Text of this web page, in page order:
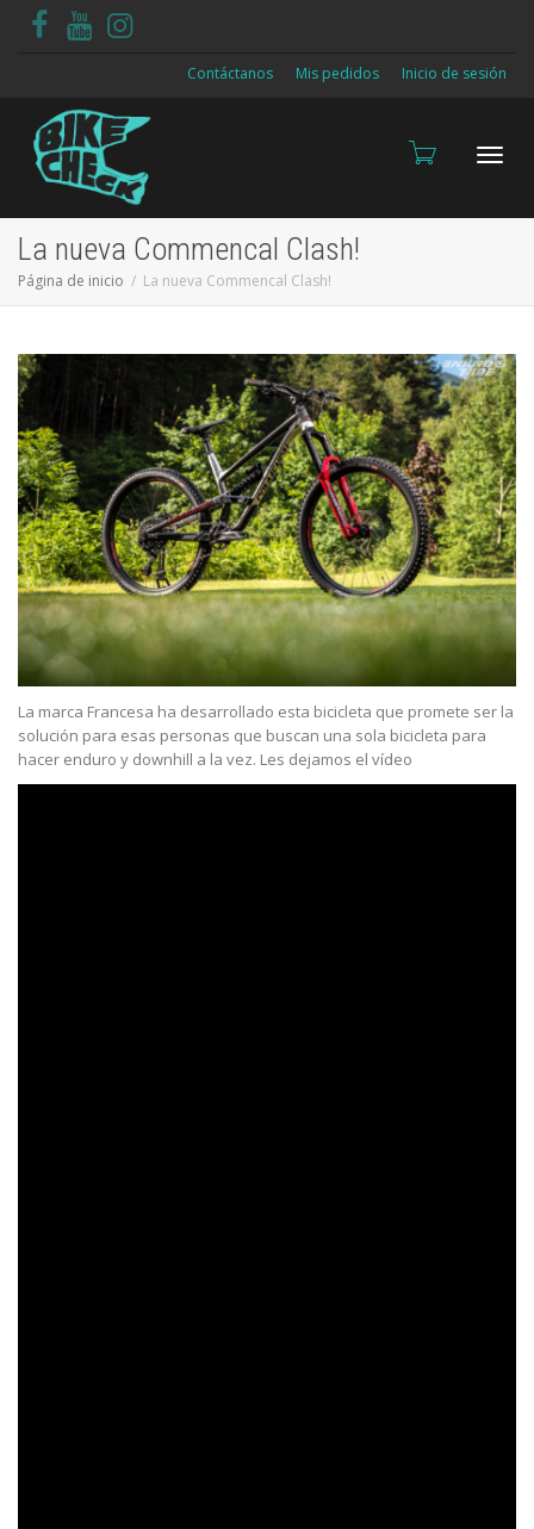
Contáctanos Mis pedidos Inicio de sesión
La nueva Commencal Clash!
Página de inicio La nueva Commencal Clash!
La marca Francesa ha desarrollado esta bicicleta que promete ser la
solución para esas personas que buscan una sola bicicleta para
hacer enduro y downhill a la vez. Les dejamos el vídeo